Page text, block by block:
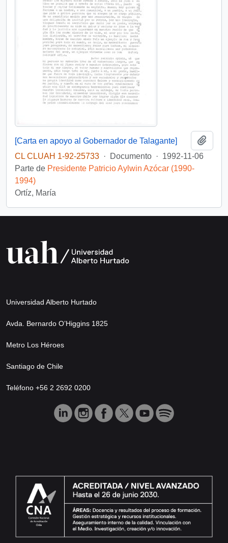
[Carta en apoyo al Gobernador de Talagante]
CL CLUAH 1-92-25733 · Documento · 1992-11-06
Parte de Presidente Patricio Aylwin Azócar (1990-
1994)
Ortíz, María
Universidad Alberto Hurtado
Avda. Bernardo O’Higgins 1825
Metro Los Héroes
Santiago de Chile
Teléfono +56 2 2692 0200